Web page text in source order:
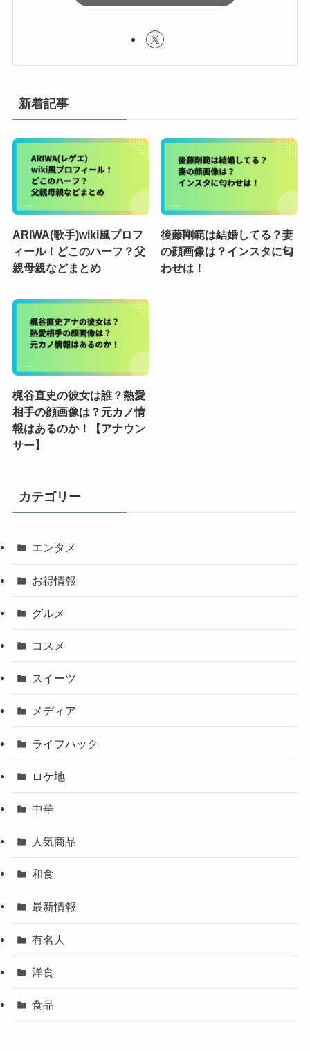
新着記事
ARIWA(歌手)wiki風プロフ
ィール！どこのハーフ？父
親母親などまとめ
後藤剛範は結婚してる？妻
の顔画像は？インスタに匂
わせは！
梶谷直史の彼女は誰？熱愛
相手の顔画像は？元カノ情
報はあるのか！【アナウン
サー】
カテゴリー
エンタメ
お得情報
グルメ
コスメ
スイーツ
メディア
ライフハック
ロケ地
中華
人気商品
和食
最新情報
有名人
洋食
食品